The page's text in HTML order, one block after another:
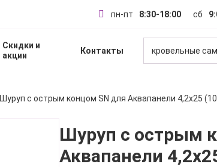
пн-пт 8:30-18:00 сб
Скидки и
акции
Контакты кровельные
Шуруп с острым концом SN для Аквапанели 4,2х25
Шуруп с острым
Аквапанели